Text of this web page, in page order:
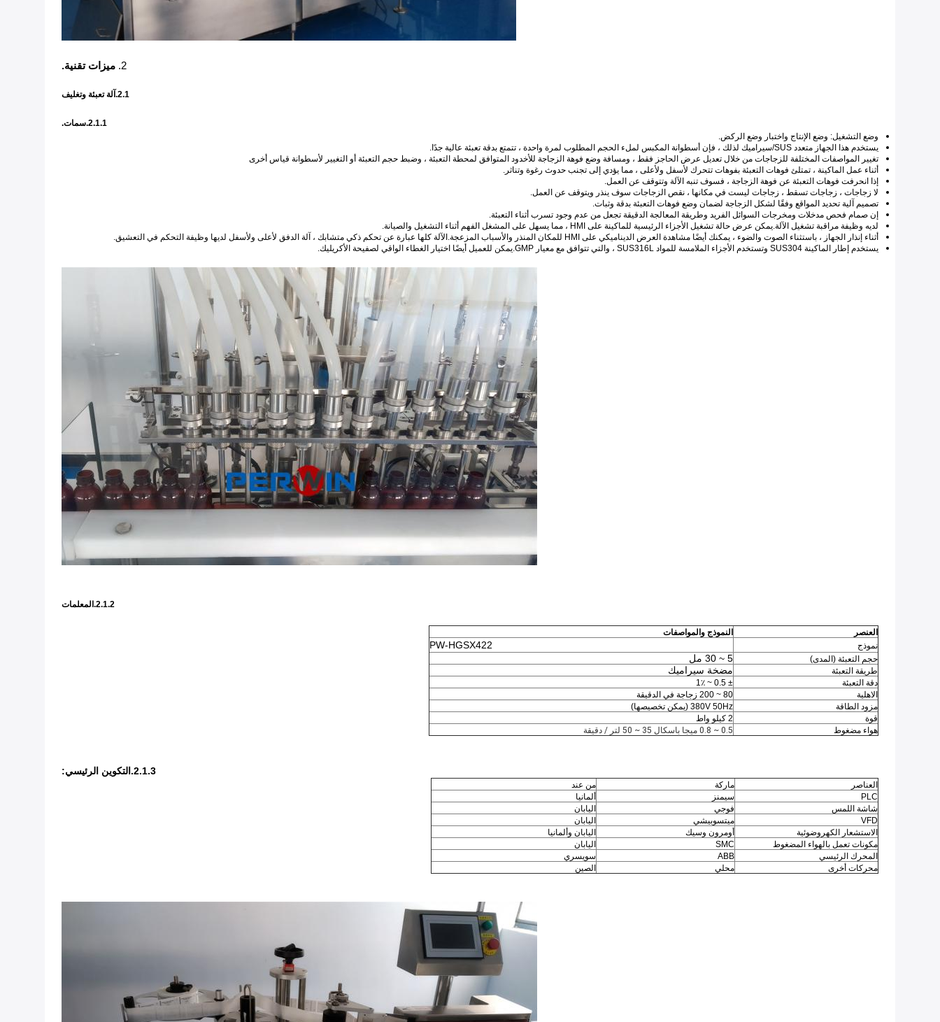
2. ميزات تقنية.
2.1.آلة تعبئة وتغليف
2.1.1.سمات.
وضع التشغيل: وضع الإنتاج واختبار وضع الركض.
يستخدم هذا الجهاز متعدد SUS
/سيراميك لذلك ، فإن أسطوانة المكبس لملء الحجم المطلوب لمرة واحدة ، تتمتع بدقة تعبئة عالية جدًا.
تغيير المواصفات المختلفة للزجاجات من خلال تعديل عرض الحاجز فقط ، ومسافة وضع فوهة الزجاجة للأخدود المتوافق لمحطة التعبئة ، وضبط حجم التعبئة أو التغيير لأسطوانة قياس أخرى
أثناء عمل الماكينة ، تمتلئ فوهات التعبئة بفوهات تتحرك لأسفل ولأعلى ، مما يؤدي إلى تجنب حدوث رغوة وتناثر.
إذا انحرفت فوهات التعبئة عن فوهة الزجاجة ، فسوف تنبه الآلة وتتوقف عن العمل.
لا زجاجات ، زجاجات تسقط ، زجاجات ليست في مكانها ، نقص الزجاجات سوف ينذر ويتوقف عن العمل.
تصميم آلية تحديد المواقع وفقًا لشكل الزجاجة لضمان وضع فوهات التعبئة بدقة وثبات.
إن صمام فحص مدخلات ومخرجات السوائل الفريد وطريقة المعالجة الدقيقة تجعل من عدم وجود تسرب أثناء التعبئة.
لديه وظيفة مراقبة تشغيل الآلة.يمكن عرض حالة تشغيل الأجزاء الرئيسية للماكينة على HMI ، مما يسهل على المشغل الفهم أثناء التشغيل والصيانة.
أثناء إنذار الجهاز ، باستثناء الصوت والضوء ، يمكنك أيضًا مشاهدة العرض الديناميكي على HMI للمكان المنذر والأسباب المزعجة.الآلة كلها عبارة عن تحكم ذكي متشابك ، آلة الدفق لأعلى ولأسفل لديها وظيفة التحكم في التعشيق.
يستخدم إطار الماكينة SUS304 وتستخدم الأجزاء الملامسة للمواد SUS316L ، والتي تتوافق مع معيار GMP.يمكن للعميل أيضًا اختيار الغطاء الواقي لصفيحة الأكريليك.
2.1.2.المعلمات
العنصر
النموذج والمواصفات
نموذج
PW-HGSX422
حجم التعبئة (المدى) 5 ~ 30 مل
طريقة التعبئة مضخة سيراميك
دقة التعبئة
± 0.5 ~ 1٪
الاهلية
80 ~ 200 زجاجة في الدقيقة
مزود الطاقة
380V 50Hz (يمكن تخصيصها)
قوة
2 كيلو واط
هواء مضغوط
0.5 ~ 0.8 ميجا باسكال 35 ~ 50 لتر / دقيقة
2.1.3.التكوين الرئيسي:
العناصر ماركة
من عند
PLC
سيمنز
ألمانيا
شاشة اللمس
فوجي
اليابان
VFD
ميتسوبيشي
اليابان
الاستشعار الكهروضوئية
أومرون وسيك
اليابان وألمانيا
مكونات تعمل بالهواء المضغوط
SMC
اليابان
المحرك الرئيسي
ABB
سويسري
محركات أخرى
محلي الصين